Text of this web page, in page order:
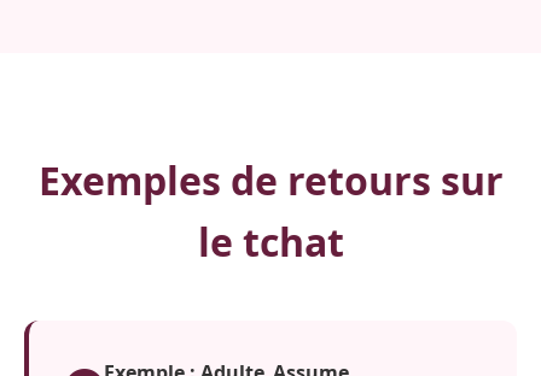
Exemples de retours sur
le tchat